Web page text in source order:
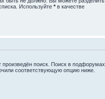
Используйте * в качестве
поиск. Поиск в подфорумах
соответствующую опцию ниже.